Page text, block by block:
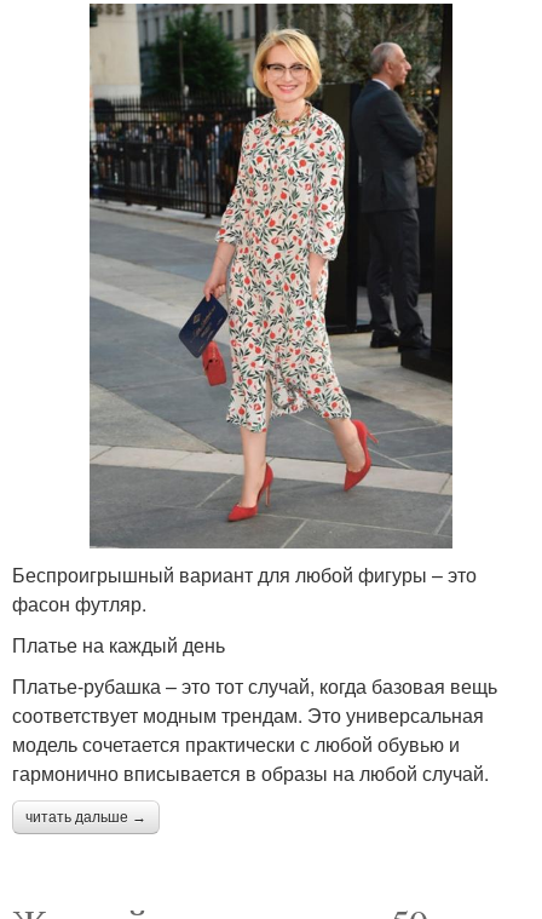
Беспроигрышный вариант для любой фигуры – это
фасон футляр.
Платье на каждый день
Платье-рубашка – это тот случай, когда базовая вещь
соответствует модным трендам. Это универсальная
модель сочетается практически с любой обувью и
гармонично вписывается в образы на любой случай.
читать дальше →